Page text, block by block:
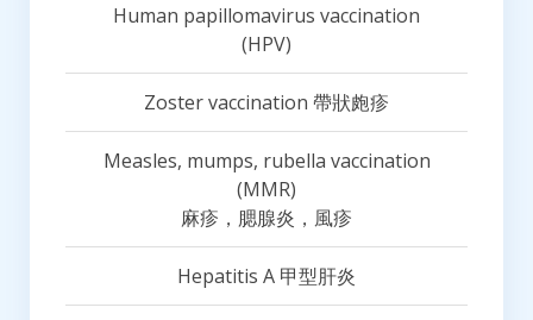
Human papillomavirus vaccination
(HPV)
Zoster vaccination 帶狀皰疹
Measles, mumps, rubella vaccination
(MMR)
麻疹，腮腺炎，風疹
Hepatitis A 甲型肝炎